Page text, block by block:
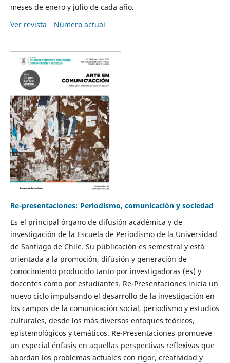
meses de enero y julio de cada año.
Ver revista
Número actual
Re-presentaciones: Periodismo, comunicación y sociedad
Es el principal órgano de difusión académica y de
investigación de la Escuela de Periodismo de la Universidad
de Santiago de Chile. Su publicación es semestral y está
orientada a la promoción, difusión y generación de
conocimiento producido tanto por investigadoras (es) y
docentes como por estudiantes. Re-Presentaciones inicia un
nuevo ciclo impulsando el desarrollo de la investigación en
los campos de la comunicación social, periodismo y estudios
culturales, desde los más diversos enfoques teóricos,
epistemológicos y temáticos. Re-Presentaciones promueve
un especial énfasis en aquellas perspectivas reflexivas que
abordan los problemas actuales con rigor, creatividad y